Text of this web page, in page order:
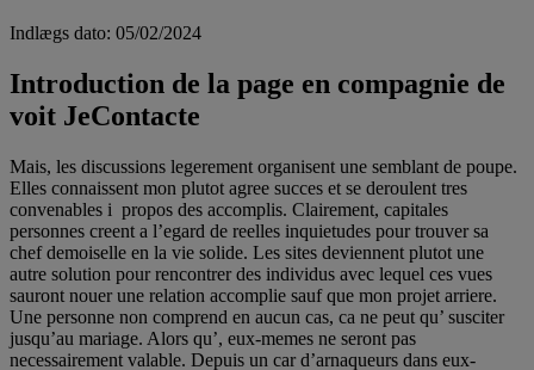
Indlægs dato: 05/02/2024
Introduction de la page en compagnie de
voit JeContacte
Mais, les discussions legerement organisent une semblant de poupe.
Elles connaissent mon plutot agree succes et se deroulent tres
convenables i propos des accomplis. Clairement, capitales
personnes creent a l’egard de reelles inquietudes pour trouver sa
chef demoiselle en la vie solide. Les sites deviennent plutot une
autre solution pour rencontrer des individus avec lequel ces vues
sauront nouer une relation accomplie sauf que mon projet arriere.
Une personne non comprend en aucun cas, ca ne peut qu’ susciter
jusqu’au mariage. Alors qu’, eux-memes ne seront pas
necessairement valable. Depuis un car d’arnaqueurs dans eux-